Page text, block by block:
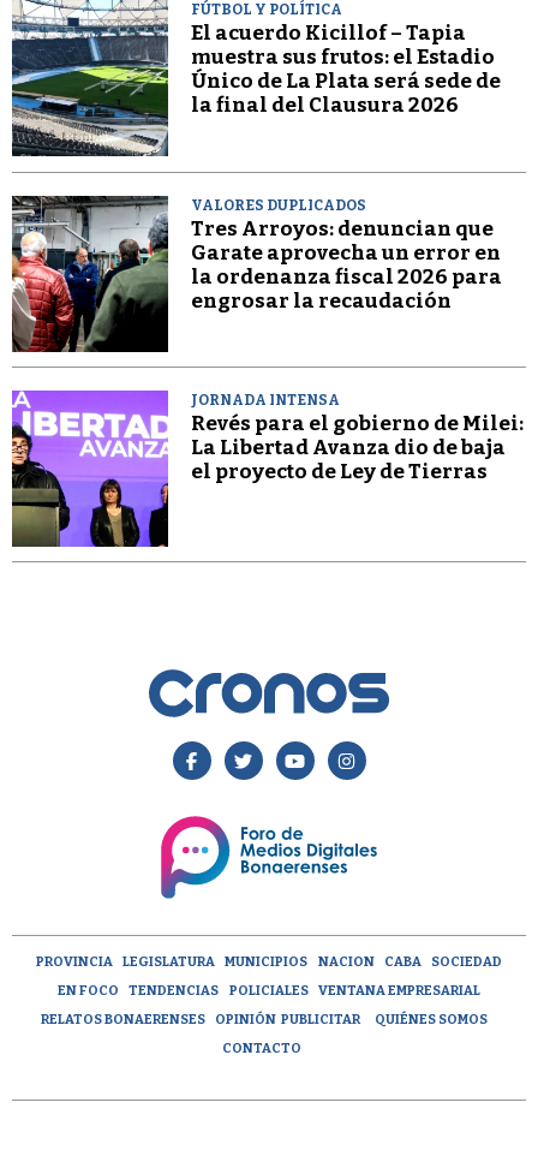
FÚTBOL Y POLÍTICA
El acuerdo Kicillof – Tapia
muestra sus frutos: el Estadio
Único de La Plata será sede de
la final del Clausura 2026
VALORES DUPLICADOS
Tres Arroyos: denuncian que
Garate aprovecha un error en
la ordenanza fiscal 2026 para
engrosar la recaudación
JORNADA INTENSA
Revés para el gobierno de Milei:
La Libertad Avanza dio de baja
el proyecto de Ley de Tierras
PROVINCIA LEGISLATURA MUNICIPIOS NACION CABA
SOCIEDAD
EN FOCO
TENDENCIAS POLICIALES
VENTANA EMPRESARIAL
RELATOS BONAERENSES
OPINIÓN PUBLICITAR
QUIÉNES SOMOS
CONTACTO